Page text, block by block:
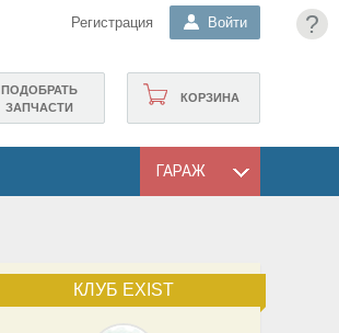
?
Регистрация Войти
КОРЗИНА
ПОДОБРАТЬ
ЗАПЧАСТИ
ГАРАЖ
КЛУБ EXIST